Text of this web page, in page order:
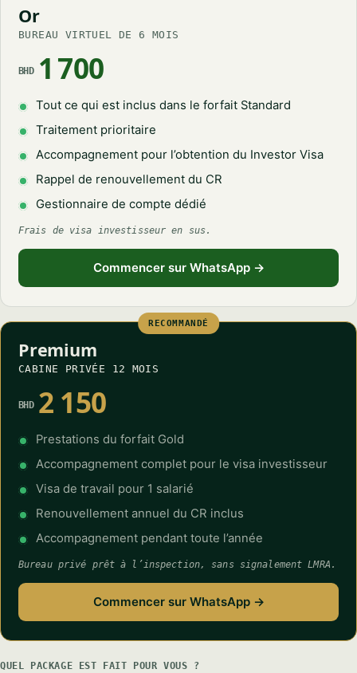
Or
BUREAU VIRTUEL DE 6 MOIS
BHD 1 700
Tout ce qui est inclus dans le forfait Standard
Traitement prioritaire
Accompagnement pour l’obtention du Investor Visa
Rappel de renouvellement du CR
Gestionnaire de compte dédié
Frais de visa investisseur en sus.
Commencer sur WhatsApp →
RECOMMANDÉ
Premium
CABINE PRIVÉE 12 MOIS
BHD 2 150
Prestations du forfait Gold
Accompagnement complet pour le visa investisseur
Visa de travail pour 1 salarié
Renouvellement annuel du CR inclus
Accompagnement pendant toute l’année
Bureau privé prêt à l’inspection, sans signalement LMRA.
Commencer sur WhatsApp →
QUEL PACKAGE EST FAIT POUR VOUS ?